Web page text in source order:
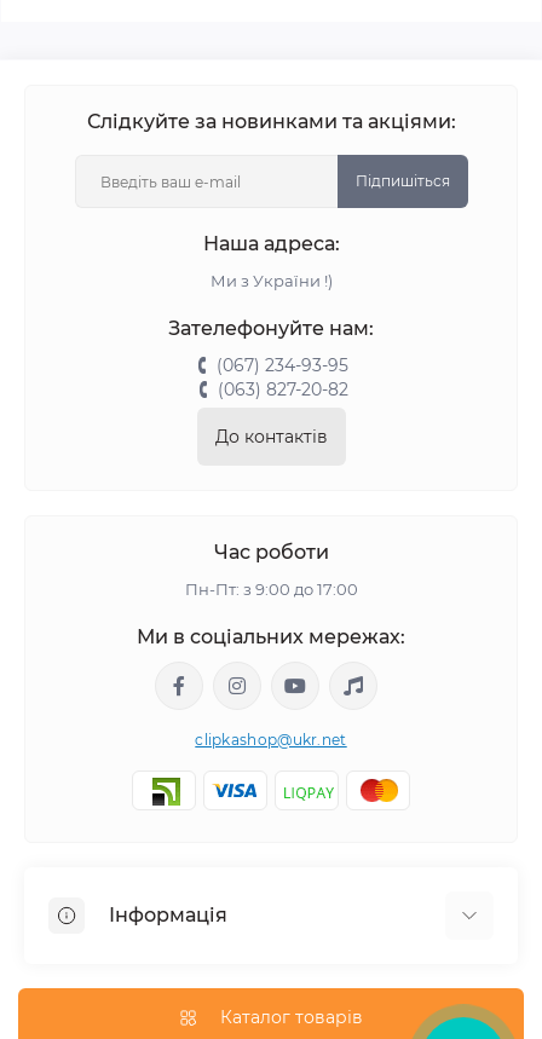
Слідкуйте за новинками та акціями:
Підпишіться
Наша адреса:
Ми з України !)
Зателефонуйте нам:
(067) 234-93-95
(063) 827-20-82
До контактів
Час роботи
Пн-Пт: з 9:00 до 17:00
Ми в соціальних мережах:
clipkashop@ukr.net
Інформація
Каталог товарів